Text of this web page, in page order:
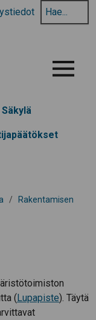
Hae
hakusanalla:
Menu
/
Rakentamisen
(Lupapiste). Täytä